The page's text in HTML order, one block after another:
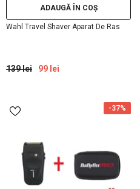
ADAUGĂ ÎN COȘ
Wahl Travel Shaver Aparat De Ras
139 lei 99 lei
-37%